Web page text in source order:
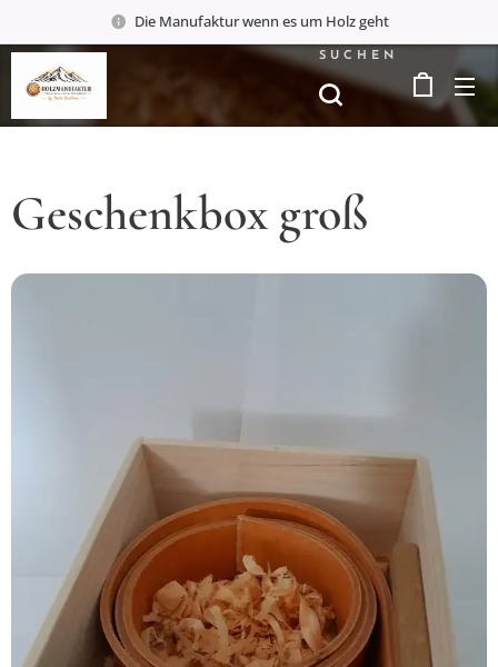
Die Manufaktur wenn es um Holz geht
SUCHEN
Geschenkbox groß